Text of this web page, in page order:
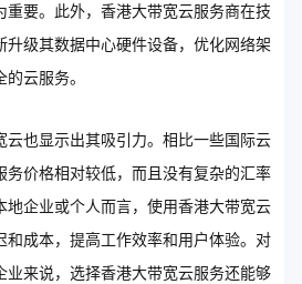
重要。此外，香港大带宽云服务商在技
升级其数据中心硬件设备，优化网络架
云服务。
云也显示出其吸引力。相比一些国际云
务价格相对较低，而且没有复杂的汇率
地企业或个人而言，使用香港大带宽云
和成本，提高工作效率和用户体验。对
业来说，选择香港大带宽云服务还能够